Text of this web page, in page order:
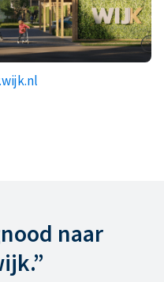
Een levend
omgaat met energie.
naar